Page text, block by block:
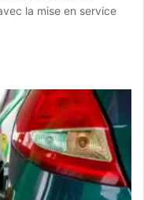
la mise en service